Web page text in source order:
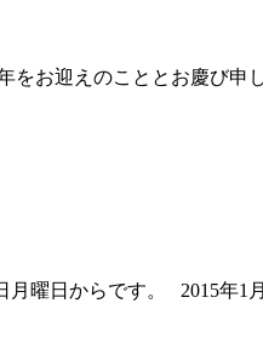
をお迎えのこととお慶び
曜日からです。 2015年